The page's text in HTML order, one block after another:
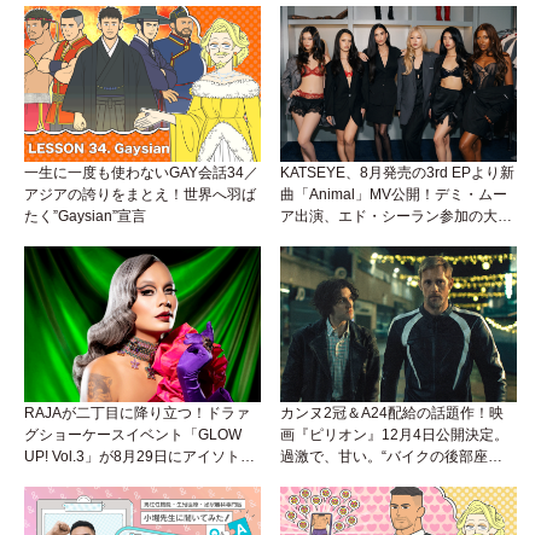
一生に一度も使わないGAY会話34／
アジアの誇りをまとえ！世界へ羽ば
たく”Gaysian”宣言
KATSEYE、8月発売の3rd EPより新
曲「Animal」MV公開！デミ・ムー
ア出演、エド・シーラン参加の大胆
RAJAが二丁目に降り立つ！ドラァ
グショーケースイベント「GLOW
UP! Vol.3」が8月29日にアイソトー
カンヌ2冠＆A24配給の話題作！映
画『ピリオン』12月4日公開決定。
過激で、甘い。“バイクの後部座